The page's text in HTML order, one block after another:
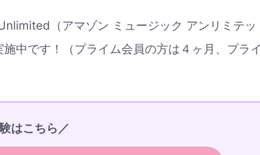
（アマゾン ミュージック アンリミテッ
中です！（プライム会員の方は４ヶ月、プラ
はこちら／